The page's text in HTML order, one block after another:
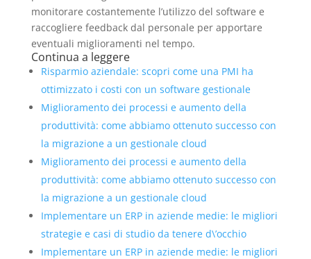
monitorare costantemente l’utilizzo del software e
raccogliere feedback dal personale per apportare
eventuali miglioramenti nel tempo.
Continua a leggere
Risparmio aziendale: scopri come una PMI ha
ottimizzato i costi con un software gestionale
Miglioramento dei processi e aumento della
produttività: come abbiamo ottenuto successo con
la migrazione a un gestionale cloud
Miglioramento dei processi e aumento della
produttività: come abbiamo ottenuto successo con
la migrazione a un gestionale cloud
Implementare un ERP in aziende medie: le migliori
strategie e casi di studio da tenere d\’occhio
Implementare un ERP in aziende medie: le migliori